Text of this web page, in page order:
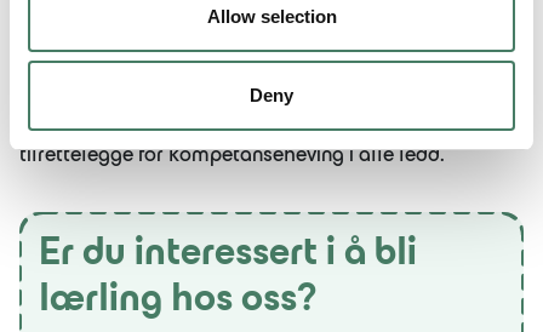
Allow selection
Deny
én riktig vei å gå. Hver enkelt bedrift vil ha et stort
ansvar for å tilrettelegge for at ansatte skal få den
kompetansen fremtiden krever. I Gumpen Gruppen
utdanner vi morgendagens bilmekanikere, og ønsker å
tilrettelegge for kompetanseheving i alle ledd.
Er du interessert i å bli
lærling hos oss?